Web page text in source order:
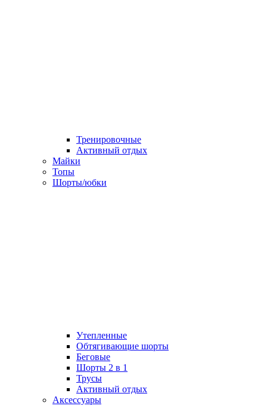
Тренировочные
Активный отдых
Майки
Топы
Шорты/юбки
Утепленные
Обтягивающие шорты
Беговые
Шорты 2 в 1
Трусы
Активный отдых
Аксессуары